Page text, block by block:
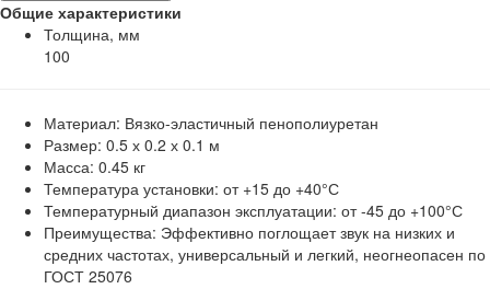
Общие характеристики
Толщина, мм
100
Материал: Вязко-эластичный пенополиуретан
Размер: 0.5 х 0.2 х 0.1 м
Масса: 0.45 кг
Температура установки: от +15 до +40°С
Температурный диапазон эксплуатации: от -45 до +100°С
Преимущества: Эффективно поглощает звук на низких и
средних частотах, универсальный и легкий, неогнеопасен по
ГОСТ 25076